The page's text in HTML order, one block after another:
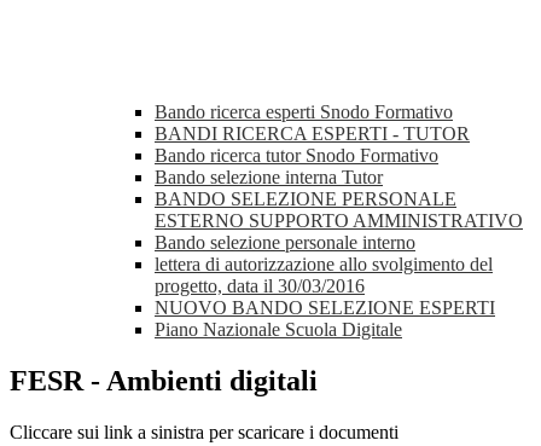
Bando ricerca esperti Snodo Formativo
BANDI RICERCA ESPERTI - TUTOR
Bando ricerca tutor Snodo Formativo
Bando selezione interna Tutor
BANDO SELEZIONE PERSONALE
ESTERNO SUPPORTO AMMINISTRATIVO
Bando selezione personale interno
lettera di autorizzazione allo svolgimento del
progetto, data il 30/03/2016
NUOVO BANDO SELEZIONE ESPERTI
Piano Nazionale Scuola Digitale
FESR - Ambienti digitali
Cliccare sui link a sinistra per scaricare i documenti